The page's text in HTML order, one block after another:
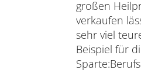
großen
verkaufen
sehr viel
Beispiel für